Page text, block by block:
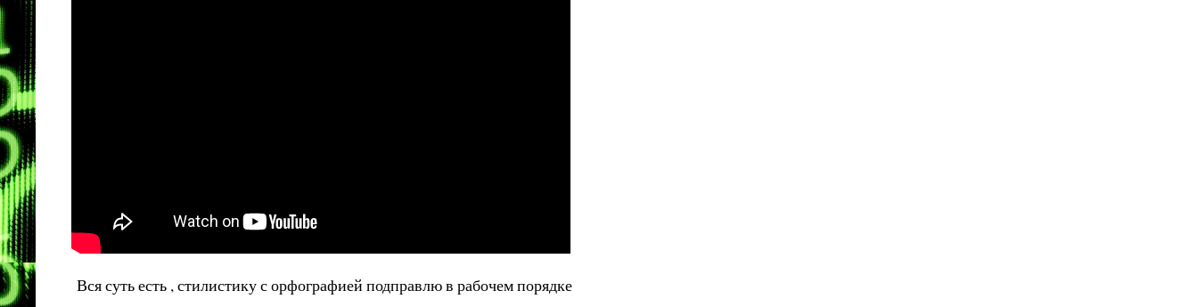
Вся суть есть , стилистику с орфографией подправлю в рабочем порядке